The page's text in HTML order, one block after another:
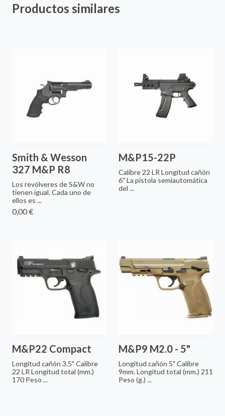
Productos similares
Smith & Wesson
327 M&P R8
Los revólveres de S&W no
tienen igual. Cada uno de
ellos es ...
0,00 €
M&P15-22P
Calibre 22 LR Longitud cañón
6" La pistola semiautomáti­ca
del ...
M&P22 Compact
Longitud cañón 3.5" Calibre
22 LR Longitud total (mm.)
170 Peso ...
M&P9 M2.0 - 5"
Longitud cañón 5" Calibre
9mm. Longitud total (mm.) 211
Peso (g.) ...